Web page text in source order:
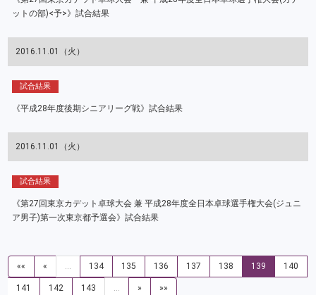
ットの部)<予>》試合結果
2016.11.01（火）
試合結果
《平成28年度後期シニアリーグ戦》試合結果
2016.11.01（火）
試合結果
《第27回東京カデット卓球大会 兼 平成28年度全日本卓球選手権大会(ジュニ
ア男子)第一次東京都予選会》試合結果
«« « 134 135 136 137 138 139 140
141 142 143 » »»